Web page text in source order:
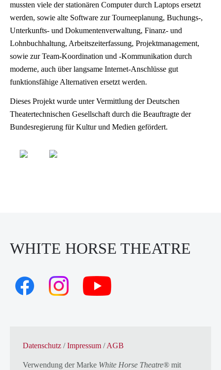
mussten viele der stationären Computer durch Laptops ersetzt
werden, sowie alte Software zur Tourneeplanung, Buchungs-,
Unterkunfts- und Dokumentenverwaltung, Finanz- und
Lohnbuchhaltung, Arbeitszeiterfassung, Projektmanagement,
sowie zur Team-Koordination und -Kommunikation durch
moderne, auch über langsame Internet-Anschlüsse gut
funktionsfähige Alternativen ersetzt werden.
Dieses Projekt wurde unter Vermittlung der Deutschen
Theatertechnischen Gesellschaft durch die Beauftragte der
Bundesregierung für Kultur und Medien gefördert.
WHITE HORSE THEATRE
Datenschutz /Impressum /AGB
Verwendung der Marke White Horse Theatre® mit